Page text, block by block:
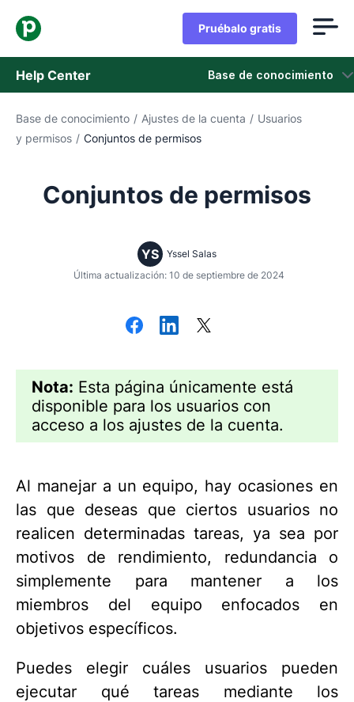
Pruébalo gratis
Help Center Base de conocimiento
Base de conocimiento
Contáctanos
Base de conocimiento / Ajustes de la cuenta / Usuarios
y permisos / Conjuntos de permisos
Conjuntos de permisos
YS
Yssel Salas
Última actualización: 10 de septiembre de 2024
Nota: Esta página únicamente está
disponible para los usuarios con
acceso a los ajustes de la cuenta.
Al manejar a un equipo, hay ocasiones en
las que deseas que ciertos usuarios no
realicen determinadas tareas, ya sea por
motivos de rendimiento, redundancia o
simplemente para mantener a los
miembros del equipo enfocados en
objetivos específicos.
Puedes elegir cuáles usuarios pueden
ejecutar qué tareas mediante los